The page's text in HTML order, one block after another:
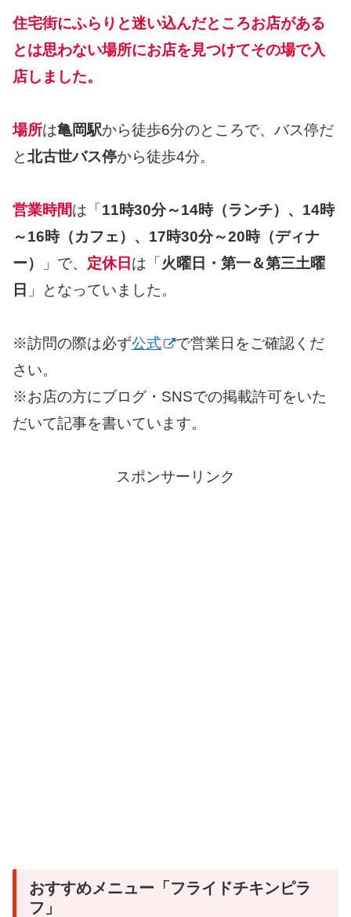
住宅街にふらりと迷い込んだところお店がある
とは思わない場所にお店を見つけてその場で入
店しました。
場所は亀岡駅から徒歩6分のところで、バス停だ
と北古世バス停から徒歩4分。
営業時間は「 11時30分～14時（ランチ）、14時
～16時（カフェ）、17時30分～20時（ディナ
ー）
」で、 定休日 は「 火曜日・第一＆第三土曜
日 」となっていました。
※訪問の際は必ず公式
で営業日をご確認くだ
さい。
※お店の方にブログ・SNSでの掲載許可をいた
だいて記事を書いています。
スポンサーリンク
おすすめメニュー「フライドチキンピラ
フ」